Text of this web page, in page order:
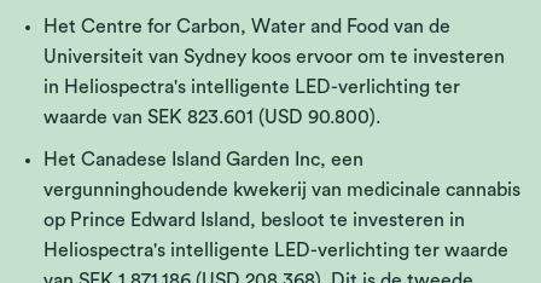
Het Centre for Carbon, Water and Food van de
Universiteit van Sydney koos ervoor om te investeren
in Heliospectra's intelligente LED-verlichting ter
waarde van SEK 823.601 (USD 90.800).
Het Canadese Island Garden Inc, een
vergunninghoudende kwekerij van medicinale cannabis
op Prince Edward Island, besloot te investeren in
Heliospectra's intelligente LED-verlichting ter waarde